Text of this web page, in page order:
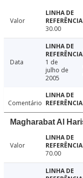
Valor
30.00
Data
1 de
julho de
2005
Comentário
Magharabat Al
Valor
70.00